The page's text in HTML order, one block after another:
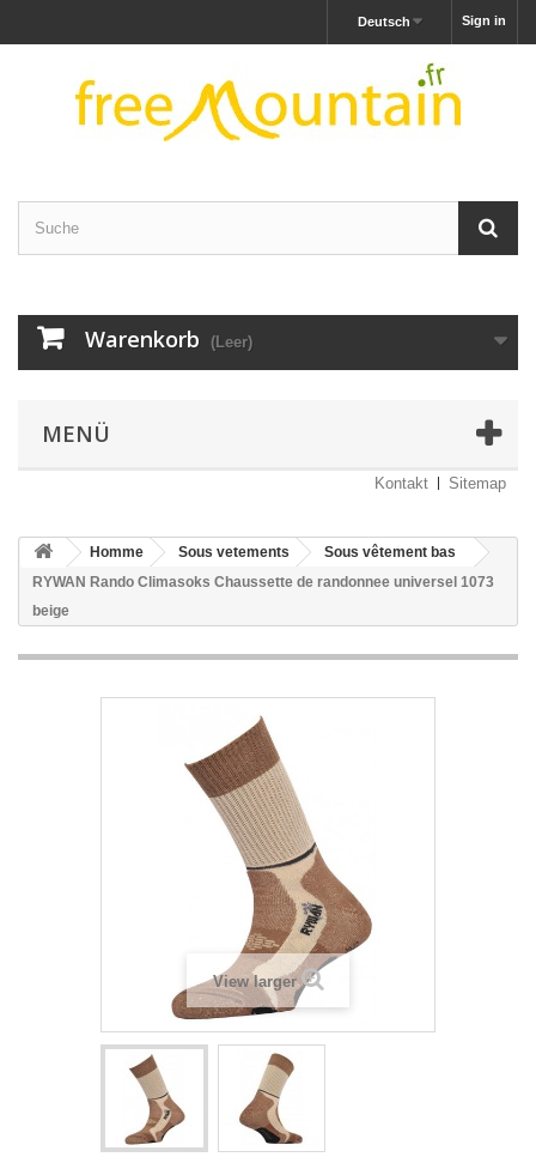
Sign in
Deutsch
Warenkorb (Leer)
MENÜ
Kontakt Sitemap
Homme Sous vetements
Sous vêtement bas
RYWAN Rando Climasoks Chaussette de randonnee universel 1073
beige
View larger